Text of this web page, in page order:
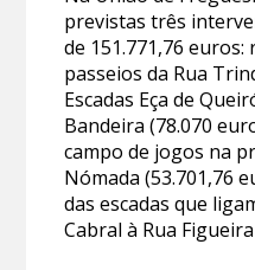
previstas três
de 151.771,76 euros:
passeios da Rua
Escadas Eça de
Bandeira (78.070
campo de jogos na
Nómada (53.701,76
das escadas que
Cabral à Rua